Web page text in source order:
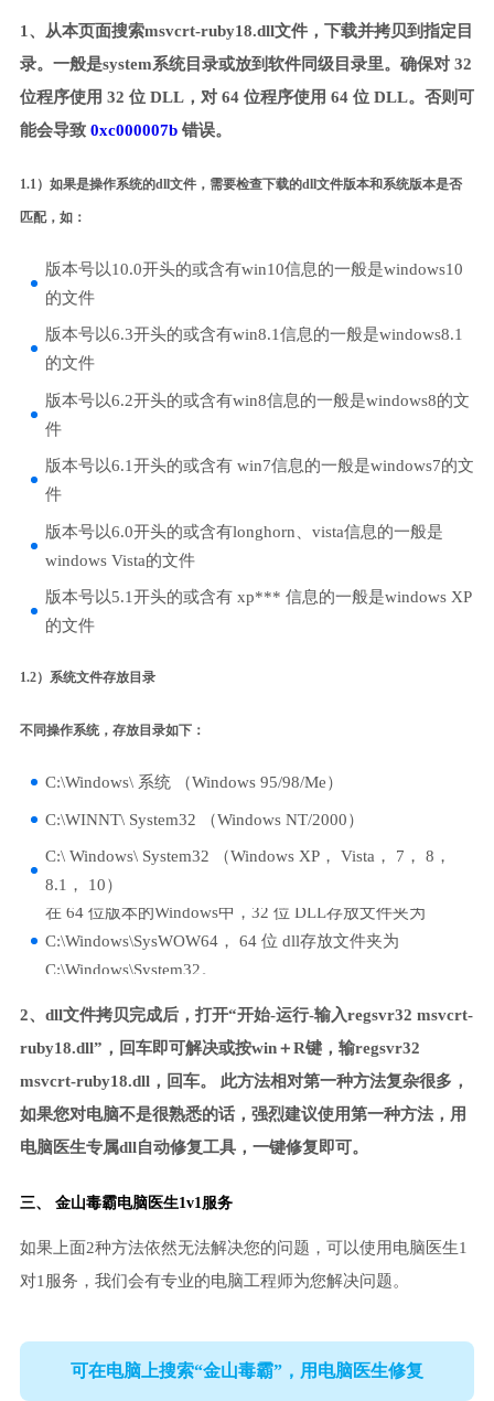
1、从本页面搜索msvcrt-ruby18.dll文件，下载并拷贝到指定目
录。一般是system系统目录或放到软件同级目录里。确保对 32
位程序使用 32 位 DLL，对 64 位程序使用 64 位 DLL。否则可
能会导致 0xc000007b错误。
1.1）如果是操作系统的dll文件，需要检查下载的dll文件版本和系统版本是否
匹配，如：
版本号以10.0开头的或含有win10信息的一般是windows10
的文件
版本号以6.3开头的或含有win8.1信息的一般是windows8.1
的文件
版本号以6.2开头的或含有win8信息的一般是windows8的文
件
版本号以6.1开头的或含有 win7信息的一般是windows7的文
件
版本号以6.0开头的或含有longhorn、vista信息的一般是
windows Vista的文件
版本号以5.1开头的或含有 xp*** 信息的一般是windows XP
的文件
1.2）系统文件存放目录
不同操作系统，存放目录如下：
C:\Windows\ 系统 （Windows 95/98/Me）
C:\WINNT\ System32 （Windows NT/2000）
C:\ Windows\ System32 （Windows XP， Vista， 7， 8，
8.1， 10）
在 64 位版本的Windows中，32 位 DLL存放文件夹为
C:\Windows\SysWOW64， 64 位 dll存放文件夹为
C:\Windows\System32。
2、dll文件拷贝完成后，打开“开始-运行-输入regsvr32 msvcrt-
ruby18.dll”，回车即可解决或按win＋R键，输regsvr32
msvcrt-ruby18.dll，回车。 此方法相对第一种方法复杂很多，
如果您对电脑不是很熟悉的话，强烈建议使用第一种方法，用
电脑医生专属dll自动修复工具，一键修复即可。
三、 金山毒霸电脑医生1v1服务
如果上面2种方法依然无法解决您的问题，可以使用电脑医生1
对1服务，我们会有专业的电脑工程师为您解决问题。
可在电脑上搜索“金山毒霸”，用电脑医生修复